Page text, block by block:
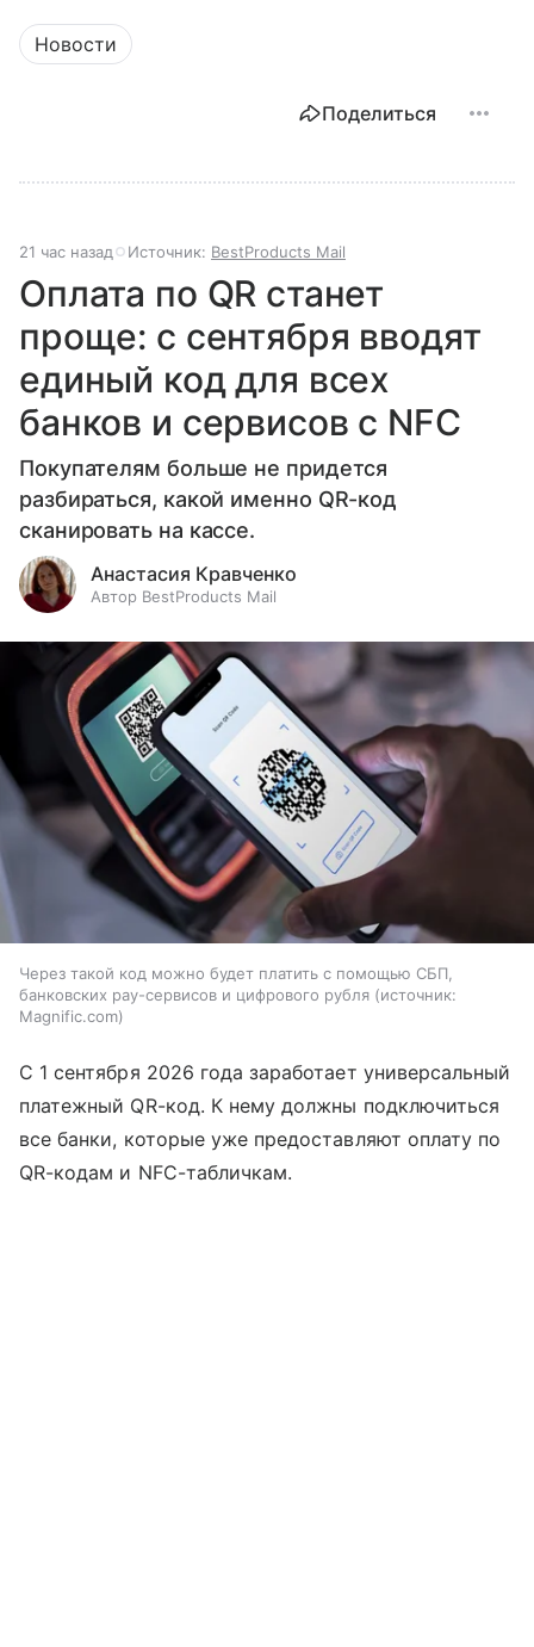
Новости
Поделиться
21 час назад Источник: BestProducts Mail
Оплата по QR станет
проще: с сентября вводят
единый код для всех
банков и сервисов с NFC
Покупателям больше не придется
разбираться, какой именно QR-код
сканировать на кассе.
Анастасия Кравченко
Автор BestProducts Mail
Через такой код можно будет платить с помощью СБП,
банковских pay-сервисов и цифрового рубля
источник:
Magnific.com
С 1 сентября 2026 года заработает универсальный
платежный QR-код. К нему должны подключиться
все банки, которые уже предоставляют оплату по
QR-кодам и NFC-табличкам.